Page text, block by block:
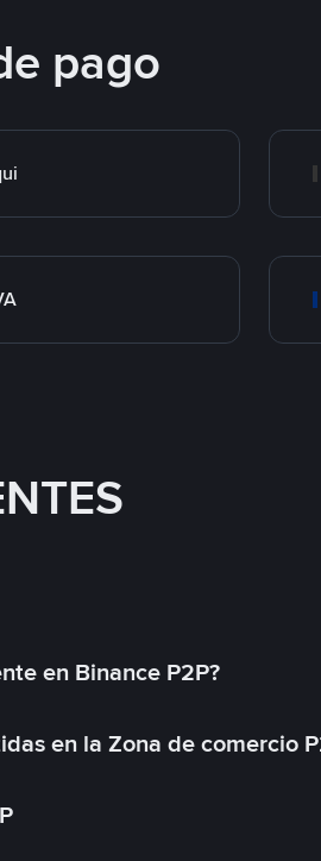
pago
en Binance P2P?
en la Zona de comercio